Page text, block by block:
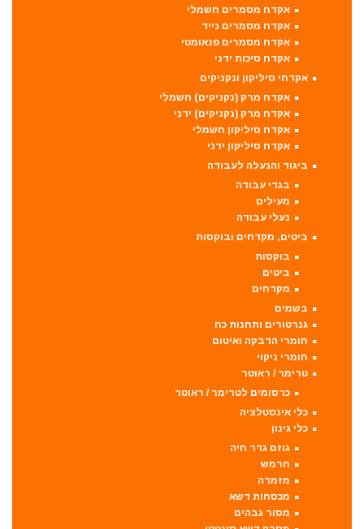
אקדח מסמרים חשמלי
אקדח מסמרים נייד
אקדח מסמרים פנאומטי
אקדח סיכות ידני
אקדחי סיליקון ונקניקים
אקדח מרק (נקניקים) חשמלי
אקדח מרק (נקניקים) ידני
אקדח סיליקון חשמלי
אקדח סיליקון ידני
ביגוד והנעלה לעבודה
בגדי עבודה
מעילים
נעלי עבודה
ביטים, מקדחים ובוקסות
בוקסות
ביטים
מקדחים
בשמים
גנרטורים ותחנות כח
חומרי הדבקה ואיטום
חומרי ניקוי
טרימר / ראוטר
כרסומים לטרימר / ראוטר
כלי אינסטלציה
כלי גינון
גוזם גדר חיה
חרמש
מזמרה
מכסחות דשא
מסור גבהים